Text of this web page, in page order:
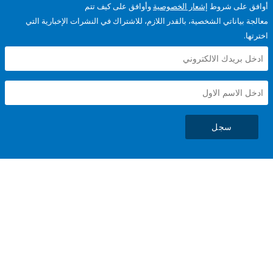
شروطإشعار الخصوصيةوأوافق على كيف تتم
الشخصية، بالقدر اللازم، للاشتراك في النشرات الإخبارية التي